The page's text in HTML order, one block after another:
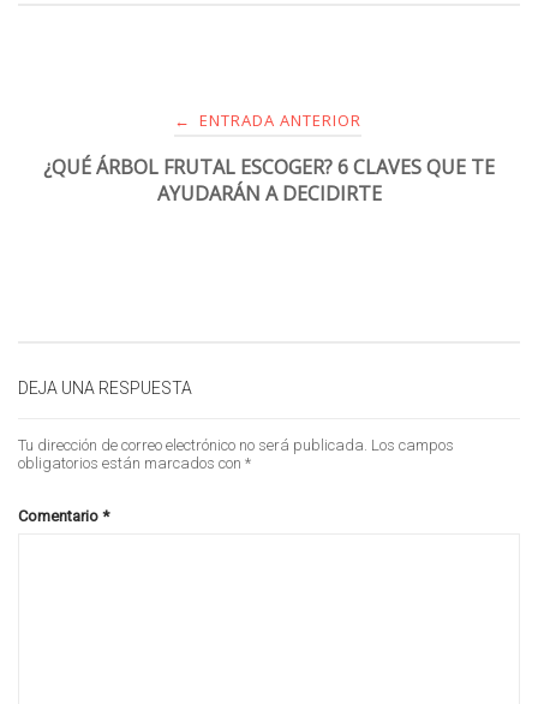
← ENTRADA ANTERIOR
¿QUÉ ÁRBOL FRUTAL ESCOGER? 6 CLAVES QUE TE
AYUDARÁN A DECIDIRTE
DEJA UNA RESPUESTA
Tu dirección de correo electrónico no será publicada. Los campos
obligatorios están marcados con *
Comentario *